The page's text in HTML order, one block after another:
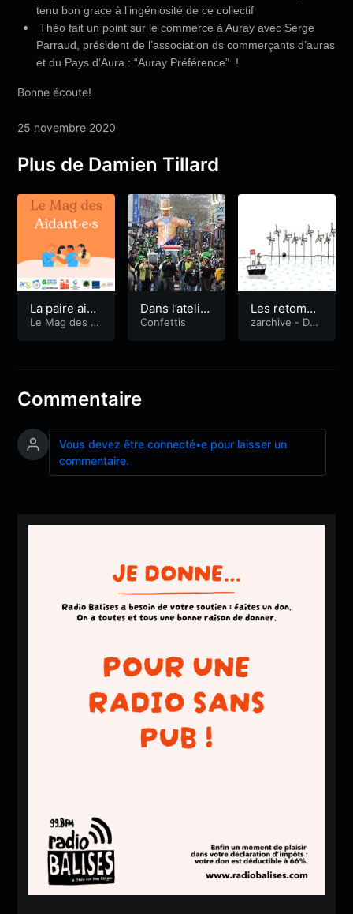
tenu bon grace à l’ingéniosité de ce collectif
Théo fait un point sur le commerce à Auray avec Serge
Parraud, président de l’association ds commerçants d’auras
et du Pays d’Aura : “Auray Préférence” !
Bonne écoute!
25 novembre 2020
Plus de Damien Tillard
La paire aida
nce en santé
Le Mag des ai
Dans l’atelier
du Polygone
Confettis
Les retombé
es économiq
zarchive - Déb
Commentaire
Vous devez être connecté•e pour laisser un
commentaire.